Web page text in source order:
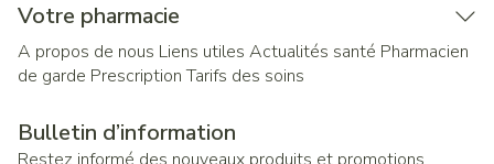
Votre pharmacie
A propos de nous Liens utiles Actualités santé Pharmacien
de garde Prescription Tarifs des soins
Bulletin d’information